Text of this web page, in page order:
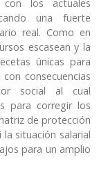
los actuales
una fuerte
real. Como en
escasean y la
únicas para
consecuencias
social al cual
para corregir los
de protección
situación salarial
para un amplio